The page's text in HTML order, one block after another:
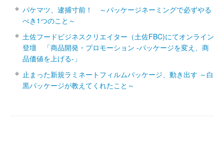
パケマツ、逮捕寸前！ ～パッケージネーミングで必ずやる
べき1つのこと～
土佐フードビジネスクリエイター（土佐FBC)にてオンライン
登壇 「商品開発・プロモーション ‐パッケージを変え、商
品価値を上げる‐」
止まった新規ラミネートフィルムパッケージ、動き出す ～白
黒パッケージが教えてくれたこと～